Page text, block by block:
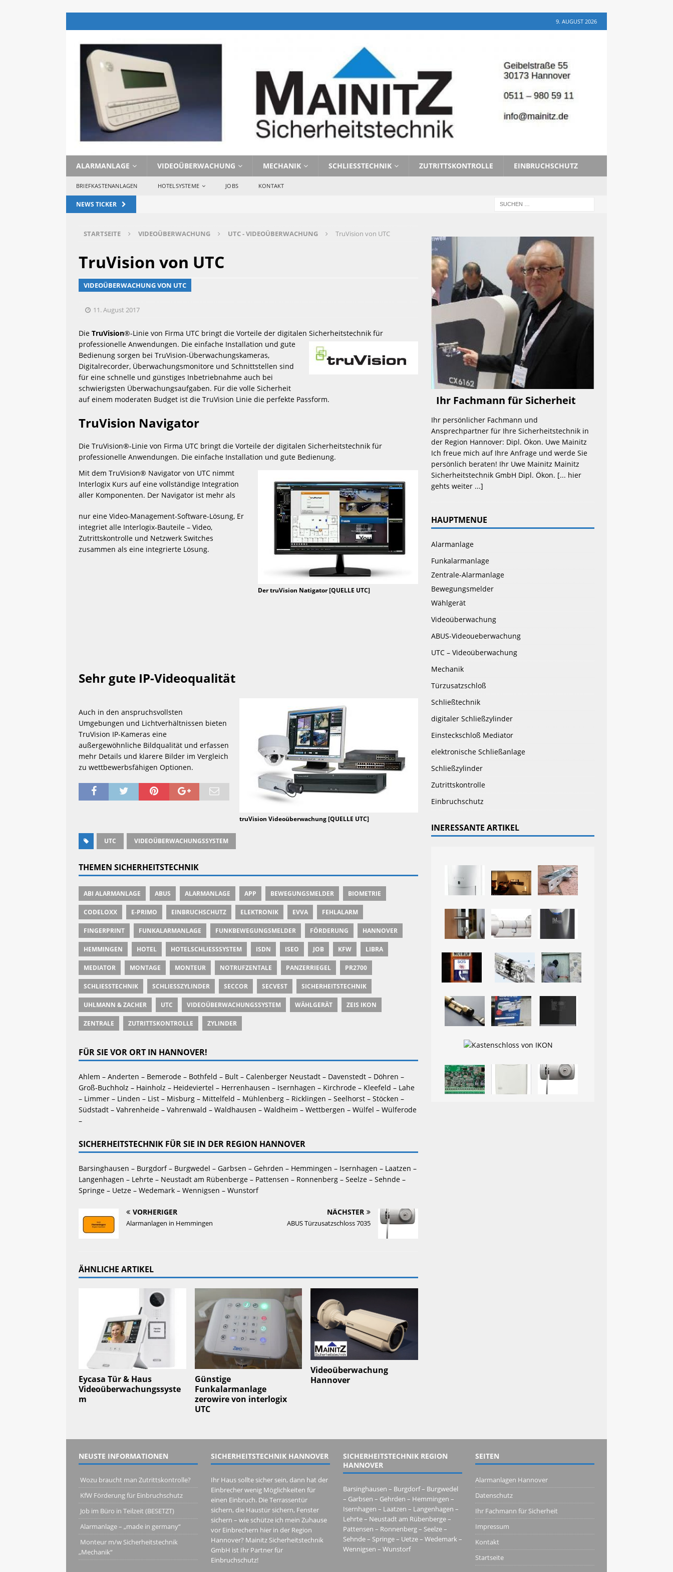
9. AUGUST 2026
ALARMANLAGE VIDEOÜBERWACHUNG MECHANIK SCHLIESSTECHNIK ZUTRITTSKONTROLLE EINBRUCHSCHUTZ
BRIEFKASTENANLAGEN HOTELSYSTEME JOBS KONTAKT
NEWS TICKER
[ 2. Januar 2019 ] KfW Förderung für Einbruchschutz
[ 3. November 2018 ]
[ 12. Oktober 2018 ] Monteur m/w Sicherheitstechnik „Mechanik“ JOBS
[ 9. September 2016 ] langjähriger Erfahrung im Bereich Sicherheitstechnik
STARTSEITE VIDEOÜBERWACHUNG UTC - VIDEOÜBERWACHUNG TruVision von UTC
TruVision von UTC
VIDEOÜBERWACHUNG VON UTC
11. August 2017
Die TruVision®-Linie von Firma UTC bringt die Vorteile der digitalen Sicherheitstechnik für
professionelle Anwendungen. Die einfache Installation und gute
Bedienung sorgen bei TruVision-Überwachungskameras,
Digitalrecorder, Überwachungsmonitore und Schnittstellen sind
für eine schnelle und günstiges Inbetriebnahme auch bei
schwierigsten Überwachungsaufgaben. Für die volle Sicherheit
auf einem moderaten Budget ist die TruVision Linie die perfekte Passform.
TruVision Navigator
Die TruVision®-Linie von Firma UTC bringt die Vorteile der digitalen Sicherheitstechnik für
professionelle Anwendungen. Die einfache Installation und gute Bedienung.
Der truVision Natigator [QUELLE UTC]
Mit dem TruVision® Navigator von UTC nimmt
Interlogix Kurs auf eine vollständige Integration
aller Komponenten. Der Navigator ist mehr als
nur eine Video-Management-Software-Lösung, Er
integriet alle Interlogix-Bauteile – Video,
Zutrittskontrolle und Netzwerk Switches
zusammen als eine integrierte Lösung.
Sehr gute IP-Videoqualität
truVision Videoüberwachung [QUELLE UTC]
Auch in den anspruchsvollsten
Umgebungen und Lichtverhältnissen bieten
TruVision IP-Kameras eine
außergewöhnliche Bildqualität und erfassen
mehr Details und klarere Bilder im Vergleich
zu wettbewerbsfähigen Optionen.
UTC VIDEOÜBERWACHUNGSSYSTEM
THEMEN SICHERHEITSTECHNIK
ABI ALARMANLAGE ABUS ALARMANLAGE APP BEWEGUNGSMELDER BIOMETRIE
CODELOXX E-PRIMO EINBRUCHSCHUTZ ELEKTRONIK EVVA FEHLALARM
FINGERPRINT FUNKALARMANLAGE FUNKBEWEGUNGSMELDER FÖRDERUNG HANNOVER
HEMMINGEN HOTEL HOTELSCHLIESSSYSTEM ISDN ISEO JOB KFW LIBRA
MEDIATOR MONTAGE MONTEUR NOTRUFZENTALE PANZERRIEGEL PR2700
SCHLIESSTECHNIK SCHLIESSZYLINDER SECCOR SECVEST SICHERHEITSTECHNIK
UHLMANN & ZACHER UTC VIDEOÜBERWACHUNGSSYSTEM WÄHLGERÄT ZEIS IKON
ZENTRALE ZUTRITTSKONTROLLE ZYLINDER
FÜR SIE VOR ORT IN HANNOVER!
Ahlem – Anderten – Bemerode – Bothfeld – Bult – Calenberger Neustadt – Davenstedt – Döhren –
Groß-Buchholz – Hainholz – Heideviertel – Herrenhausen – Isernhagen – Kirchrode – Kleefeld – Lahe
– Limmer – Linden – List – Misburg – Mittelfeld – Mühlenberg – Ricklingen – Seelhorst – Stöcken –
Südstadt – Vahrenheide – Vahrenwald – Waldhausen – Waldheim – Wettbergen – Wülfel – Wülferode
–
SICHERHEITSTECHNIK FÜR SIE IN DER REGION HANNOVER
Barsinghausen – Burgdorf – Burgwedel – Garbsen – Gehrden – Hemmingen – Isernhagen – Laatzen –
Langenhagen – Lehrte – Neustadt am Rübenberge – Pattensen – Ronnenberg – Seelze – Sehnde –
Springe – Uetze – Wedemark – Wennigsen – Wunstorf
VORHERIGER
Alarmanlagen in Hemmingen
NÄCHSTER
ABUS Türzusatzschloss 7035
ÄHNLICHE ARTIKEL
Eycasa Tür & Haus
Videoüberwachungssyste
m
Günstige
Funkalarmanlage
zerowire von interlogix
UTC
Videoüberwachung
Hannover
Ihr Fachmann für Sicherheit
Ihr persönlicher Fachmann und
Ansprechpartner für Ihre Sicherheitstechnik in
der Region Hannover: Dipl. Ökon. Uwe Mainitz
Ich freue mich auf Ihre Anfrage und werde Sie
persönlich beraten! Ihr Uwe Mainitz Mainitz
Sicherheitstechnik GmbH Dipl. Ökon. [... hier
gehts weiter ...]
HAUPTMENUE
Alarmanlage
Funkalarmanlage
Zentrale-Alarmanlage
Bewegungsmelder
Wählgerät
Videoüberwachung
ABUS-Videoueberwachung
UTC – Videoüberwachung
Mechanik
Türzusatzschloß
Schließtechnik
digitaler Schließzylinder
Einsteckschloß Mediator
elektronische Schließanlage
Schließzylinder
Zutrittskontrolle
Einbruchschutz
INERESSANTE ARTIKEL
NEUSTE INFORMATIONEN
Wozu braucht man Zutrittskontrolle?
KfW Förderung für Einbruchschutz
Job im Büro in Teilzeit (BESETZT)
Alarmanlage – „made in germany“
Monteur m/w Sicherheitstechnik
„Mechanik“
SICHERHEITSTECHNIK HANNOVER
Ihr Haus sollte sicher sein, dann hat der
Einbrecher wenig Möglichkeiten für
einen Einbruch. Die Terrassentür
sichern, die Haustür sichern, Fenster
sichern – wie schütze ich mein Zuhause
vor Einbrechern hier in der Region
Hannover? Mainitz Sicherheitstechnik
GmbH ist Ihr Partner für
Einbruchschutz!
SICHERHEITSTECHNIK REGION
HANNOVER
Barsinghausen – Burgdorf – Burgwedel
– Garbsen – Gehrden – Hemmingen –
Isernhagen – Laatzen – Langenhagen –
Lehrte – Neustadt am Rübenberge –
Pattensen – Ronnenberg – Seelze –
Sehnde – Springe – Uetze – Wedemark –
Wennigsen – Wunstorf
SEITEN
Alarmanlagen Hannover
Datenschutz
Ihr Fachmann für Sicherheit
Impressum
Kontakt
Startseite